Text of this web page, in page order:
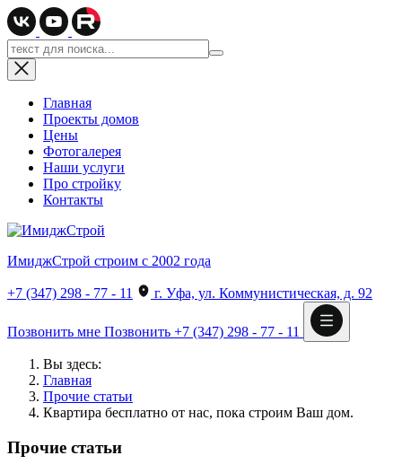
Главная
Проекты домов
Цены
Фотогалерея
Наши услуги
Про стройку
Контакты
ИмиджСтрой строим с 2002 года
+7 (347) 298 - 77 - 11 г. Уфа, ул. Коммунистическая, д. 92
Позвонить мне Позвонить +7 (347) 298 - 77 - 11
Вы здесь:
Главная
Прочие статьи
Квартира бесплатно от нас, пока строим Ваш дом.
Прочие статьи